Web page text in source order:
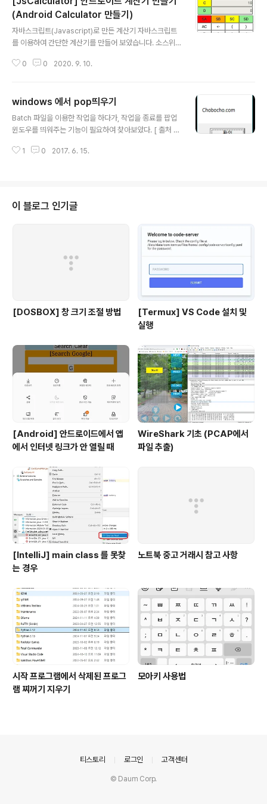
(Android Calculator 만들기)
자바스크립트(Javascript)로 만든 계산기 자바스크립트
를 이용하여 간단한 계산기를 만들어 보았습니다. 소스위
o/JsCalculator Javascript calculator. Contribute
lay.google.com/store/apps/details?id=com.cho
bocho.jscalculator Simple Calculator (계산기) - G
oogle Play 앱 Simple Calculator (계산기) No Ad.
0 0 2020. 9. 10.
windows 에서 pop띄우기
Batch 파일을 이용한 작업을 하다가, 작업을 종료를 팝업
윈도우를 띄워주는 기능이 필요하여 찾아보았다. [ 출처 ]h
ow-a-popup-message-box-from-a-windows-
m" 2. mshta 이용 mshta javascript:alert("choboc
ho.com!");close(); [ Python에서 호출 ]import os if
1 0 2017. 6. 15.
이 블로그 인기글
[DOSBOX] 창 크기 조절 방법
[Termux] VS Code 설치 및
실행
[Android] 안드로이드에서 앱
에서 인터넷 링크가 안 열릴 때
WireShark 기초 (PCAP에서
파일 추출)
[IntelliJ] main class 를 못찾
는 경우
노트북 중고 거래시 참고 사항
시작 프로그램에서 삭제된 프로그
램 찌꺼기 지우기
모아키 사용법
티스토리 로그인 고객센터
© Daum Corp.